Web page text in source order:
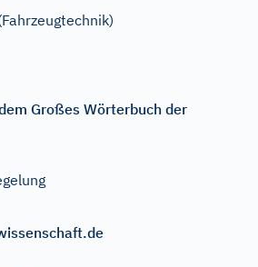
Großes Wörterbuch der